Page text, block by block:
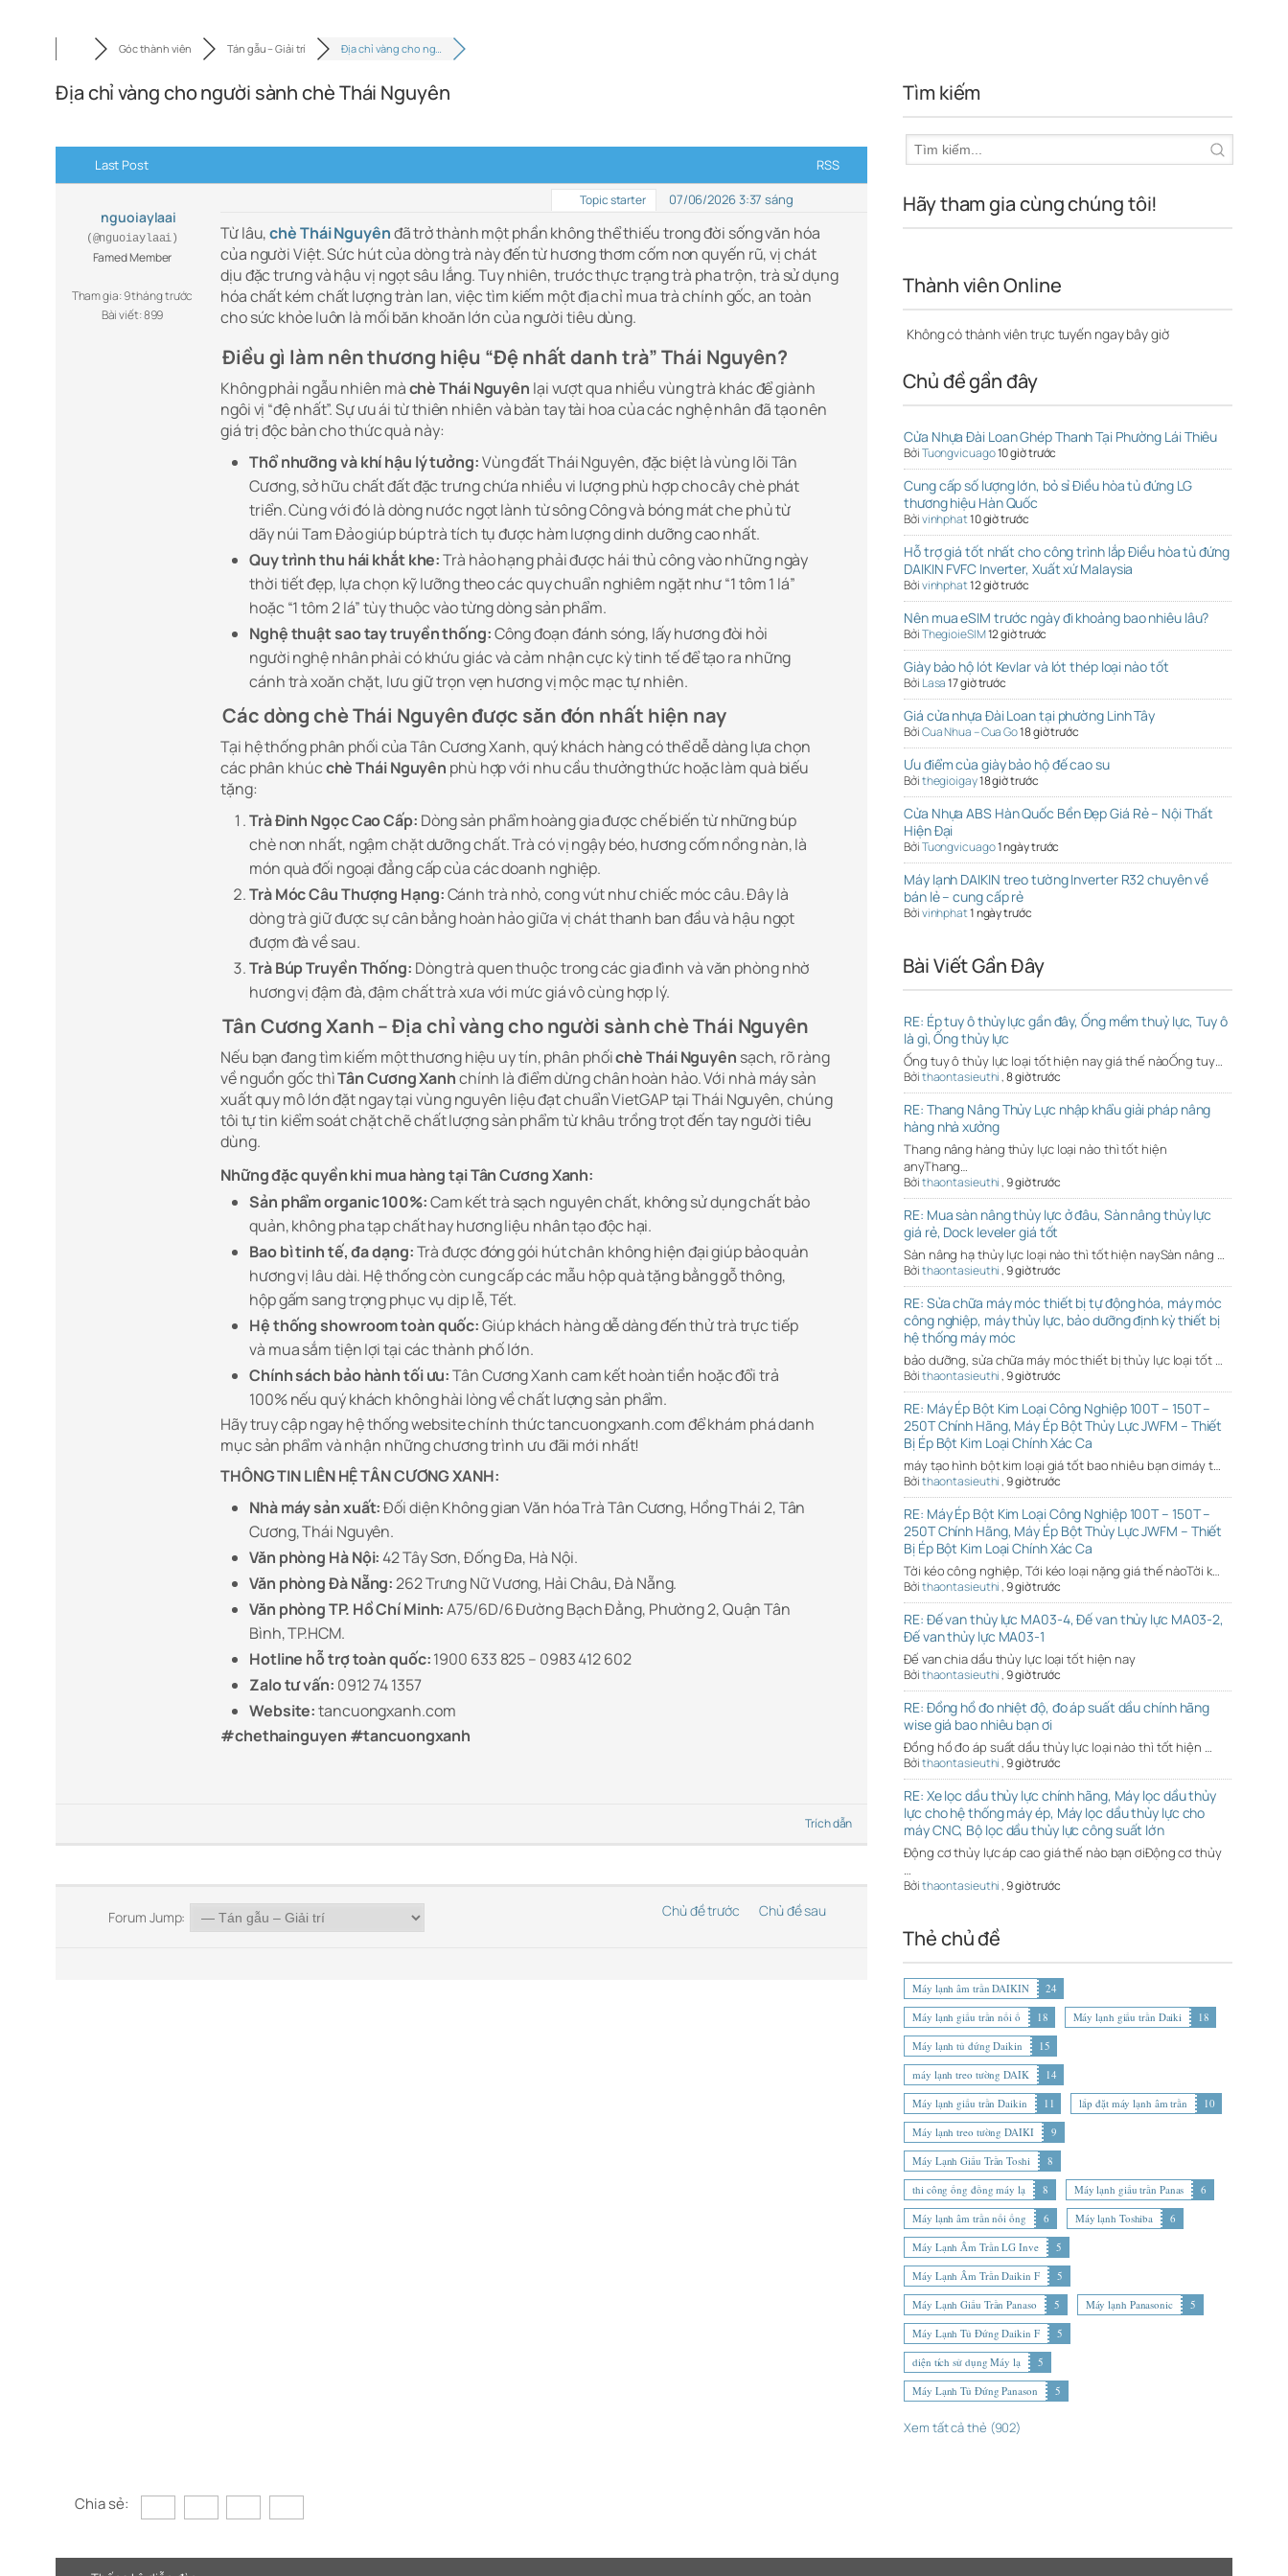
Góc thành viên Tán gẫu – Giải trí Địa chỉ vàng cho ng…
Địa chỉ vàng cho người sành chè Thái Nguyên
Last Post RSS
nguoiaylaai
(@nguoiaylaai)
Famed Member
Tham gia: 9 tháng trước
Bài viết: 899
Topic starter 07/06/2026 3:37 sáng
Từ lâu,chè Thái Nguyênđã trở thành một phần không thể thiếu trong đời sống văn hóa
của người Việt. Sức hút của dòng trà này đến từ hương thơm cốm non quyến rũ, vị chát
dịu đặc trưng và hậu vị ngọt sâu lắng. Tuy nhiên, trước thực trạng trà pha trộn, trà sử dụng
hóa chất kém chất lượng tràn lan, việc tìm kiếm một địa chỉ mua trà chính gốc, an toàn
cho sức khỏe luôn là mối băn khoăn lớn của người tiêu dùng.
Điều gì làm nên thương hiệu “Đệ nhất danh trà” Thái Nguyên?
Không phải ngẫu nhiên màchè Thái Nguyên lại vượt qua nhiều vùng trà khác để giành
ngôi vị “đệ nhất”. Sự ưu ái từ thiên nhiên và bàn tay tài hoa của các nghệ nhân đã tạo nên
giá trị độc bản cho thức quà này:
Thổ nhưỡng và khí hậu lý tưởng:Vùng đất Thái Nguyên, đặc biệt là vùng lõi Tân
Cương, sở hữu chất đất đặc trưng chứa nhiều vi lượng phù hợp cho cây chè phát
triển. Cùng với đó là dòng nước ngọt lành từ sông Công và bóng mát che phủ từ
dãy núi Tam Đảo giúp búp trà tích tụ được hàm lượng dinh dưỡng cao nhất.
Quy trình thu hái khắt khe:Trà hảo hạng phải được hái thủ công vào những ngày
thời tiết đẹp, lựa chọn kỹ lưỡng theo các quy chuẩn nghiêm ngặt như “1 tôm 1 lá”
hoặc “1 tôm 2 lá” tùy thuộc vào từng dòng sản phẩm.
Nghệ thuật sao tay truyền thống:Công đoạn đánh sóng, lấy hương đòi hỏi
người nghệ nhân phải có khứu giác và cảm nhận cực kỳ tinh tế để tạo ra những
cánh trà xoăn chặt, lưu giữ trọn vẹn hương vị mộc mạc tự nhiên.
Các dòng chè Thái Nguyên được săn đón nhất hiện nay
Tại hệ thống phân phối của Tân Cương Xanh, quý khách hàng có thể dễ dàng lựa chọn
các phân khúcchè Thái Nguyên phù hợp với nhu cầu thưởng thức hoặc làm quà biếu
tặng:
Trà Đinh Ngọc Cao Cấp: Dòng sản phẩm hoàng gia được chế biến từ những búp
chè non nhất, ngậm chặt dưỡng chất. Trà có vị ngậy béo, hương cốm nồng nàn, là
món quà đối ngoại đẳng cấp của các doanh nghiệp.
Trà Móc Câu Thượng Hạng:Cánh trà nhỏ, cong vút như chiếc móc câu. Đây là
dòng trà giữ được sự cân bằng hoàn hảo giữa vị chát thanh ban đầu và hậu ngọt
đượm đà về sau.
Trà Búp Truyền Thống: Dòng trà quen thuộc trong các gia đình và văn phòng nhờ
hương vị đậm đà, đậm chất trà xưa với mức giá vô cùng hợp lý.
Tân Cương Xanh – Địa chỉ vàng cho người sành chè Thái Nguyên
Nếu bạn đang tìm kiếm một thương hiệu uy tín, phân phốichè Thái Nguyên sạch, rõ ràng
về nguồn gốc thìTân Cương Xanhchính là điểm dừng chân hoàn hảo. Với nhà máy sản
xuất quy mô lớn đặt ngay tại vùng nguyên liệu đạt chuẩn VietGAP tại Thái Nguyên, chúng
tôi tự tin kiểm soát chặt chẽ chất lượng sản phẩm từ khâu trồng trọt đến tay người tiêu
dùng.
Những đặc quyền khi mua hàng tại Tân Cương Xanh:
Sản phẩm organic 100%:Cam kết trà sạch nguyên chất, không sử dụng chất bảo
quản, không pha tạp chất hay hương liệu nhân tạo độc hại.
Bao bì tinh tế, đa dạng:Trà được đóng gói hút chân không hiện đại giúp bảo quản
hương vị lâu dài. Hệ thống còn cung cấp các mẫu hộp quà tặng bằng gỗ thông,
hộp gấm sang trọng phục vụ dịp lễ, Tết.
Hệ thống showroom toàn quốc:Giúp khách hàng dễ dàng đến thử trà trực tiếp
và mua sắm tiện lợi tại các thành phố lớn.
Chính sách bảo hành tối ưu:Tân Cương Xanh cam kết hoàn tiền hoặc đổi trả
100% nếu quý khách không hài lòng về chất lượng sản phẩm.
Hãy truy cập ngay hệ thống website chính thức tancuongxanh.com để khám phá danh
mục sản phẩm và nhận những chương trình ưu đãi mới nhất!
THÔNG TIN LIÊN HỆ TÂN CƯƠNG XANH:
Nhà máy sản xuất:Đối diện Không gian Văn hóa Trà Tân Cương, Hồng Thái 2, Tân
Cương, Thái Nguyên.
Văn phòng Hà Nội:42 Tây Sơn, Đống Đa, Hà Nội.
Văn phòng Đà Nẵng:262 Trưng Nữ Vương, Hải Châu, Đà Nẵng.
Văn phòng TP. Hồ Chí Minh:A75/6D/6 Đường Bạch Đằng, Phường 2, Quận Tân
Bình, TP.HCM.
Hotline hỗ trợ toàn quốc:1900 633 825 – 0983 412 602
Zalo tư vấn: 0912 74 1357
Website:tancuongxanh.com
#chethainguyen #tancuongxanh
Trích dẫn
Forum Jump: Chủ đề trước Chủ đề sau
Tìm kiếm
Hãy tham gia cùng chúng tôi!
Thành viên Online
Không có thành viên trực tuyến ngay bây giờ
Chủ đề gần đây
Cửa Nhựa Đài Loan Ghép Thanh Tại Phường Lái Thiêu
BởiTuongvicuago10 giờ trước
Cung cấp số lượng lớn, bỏ sỉ Điều hòa tủ đứng LG
thương hiệu Hàn Quốc
Bởivinhphat10 giờ trước
Hỗ trợ giá tốt nhất cho công trình lắp Điều hòa tủ đứng
DAIKIN FVFC Inverter, Xuất xứ Malaysia
Bởivinhphat12 giờ trước
Nên mua eSIM trước ngày đi khoảng bao nhiêu lâu?
BởiThegioieSIM12 giờ trước
Giày bảo hộ lót Kevlar và lót thép loại nào tốt
Bởi Lasa17 giờ trước
Giá cửa nhựa Đài Loan tại phường Linh Tây
BởiCua Nhua – Cua Go18 giờ trước
Ưu điểm của giày bảo hộ đế cao su
Bởithegioigay18 giờ trước
Cửa Nhựa ABS Hàn Quốc Bền Đẹp Giá Rẻ – Nội Thất
Hiện Đại
BởiTuongvicuago1 ngày trước
Máy lạnh DAIKIN treo tường Inverter R32 chuyên về
bán lẻ – cung cấp rẻ
Bởivinhphat1 ngày trước
Bài Viết Gần Đây
RE: Ép tuy ô thủy lực gần đây, Ống mềm thuỷ lực, Tuy ô
là gì, Ống thủy lực
Ống tuy ô thủy lực loại tốt hiện nay giá thế nàoỐng tuy…
Bởithaontasieuthi,8 giờ trước
RE: Thang Nâng Thủy Lực nhập khẩu giải pháp nâng
hàng nhà xưởng
Thang nâng hàng thủy lực loại nào thì tốt hiện
anyThang…
Bởithaontasieuthi,9 giờ trước
RE: Mua sàn nâng thủy lực ở đâu, Sàn nâng thủy lực
giá rẻ, Dock leveler giá tốt
Sàn nâng hạ thủy lực loại nào thì tốt hiện naySàn nâng …
Bởithaontasieuthi,9 giờ trước
RE: Sửa chữa máy móc thiết bị tự động hóa, máy móc
công nghiệp, máy thủy lực, bảo dưỡng định kỳ thiết bị
hệ thống máy móc
bảo dưỡng, sửa chữa máy móc thiết bị thủy lực loại tốt …
Bởithaontasieuthi,9 giờ trước
RE: Máy Ép Bột Kim Loại Công Nghiệp 100T – 150T –
250T Chính Hãng, Máy Ép Bột Thủy Lực JWFM – Thiết
Bị Ép Bột Kim Loại Chính Xác Ca
máy tạo hình bột kim loại giá tốt bao nhiêu bạn ơimáy t…
Bởithaontasieuthi,9 giờ trước
RE: Máy Ép Bột Kim Loại Công Nghiệp 100T – 150T –
250T Chính Hãng, Máy Ép Bột Thủy Lực JWFM – Thiết
Bị Ép Bột Kim Loại Chính Xác Ca
Tời kéo công nghiệp, Tới kéo loại nặng giá thế nàoTời k…
Bởithaontasieuthi,9 giờ trước
RE: Đế van thủy lực MA03-4, Đế van thủy lực MA03-2,
Đế van thủy lực MA03-1
Đế van chia dầu thủy lực loại tốt hiện nay
Bởithaontasieuthi,9 giờ trước
RE: Đồng hồ đo nhiệt độ, đo áp suất dầu chính hãng
wise giá bao nhiêu bạn ơi
Đồng hồ đo áp suất dầu thủy lực loại nào thì tốt hiện …
Bởithaontasieuthi,9 giờ trước
RE: Xe lọc dầu thủy lực chính hãng, Máy lọc dầu thủy
lực cho hệ thống máy ép, Máy lọc dầu thủy lực cho
máy CNC, Bộ lọc dầu thủy lực công suất lớn
Động cơ thủy lực áp cao giá thế nào bạn ơiĐộng cơ thủy
…
Bởithaontasieuthi,9 giờ trước
Thẻ chủ đề
Máy lạnh âm trần DAIKIN
24
Máy lạnh giấu trần nối ố
18 Máy lạnh giấu trần Daiki
18
Máy lạnh tủ đứng Daikin
15
máy lạnh treo tường DAIK
14
Máy lạnh giấu trần Daikin
11 lắp đặt máy lạnh âm trần
10
Máy lạnh treo tường DAIKI
9
Máy Lạnh Giấu Trần Toshi
8
thi công ống đồng máy lạ
8 Máy lạnh giấu trần Panas
6
Máy lạnh âm trần nối ống
6 Máy lạnh Toshiba
6
Máy Lạnh Âm Trần LG Inve
5
Máy Lạnh Âm Trần Daikin F
5
Máy Lạnh Giấu Trần Panaso
5 Máy lạnh Panasonic
5
Máy Lạnh Tủ Đứng Daikin F
5
diện tích sử dụng Máy lạ
5
Máy Lạnh Tủ Đứng Panason
5
Xem tất cả thẻ (902)
Chia sẻ: